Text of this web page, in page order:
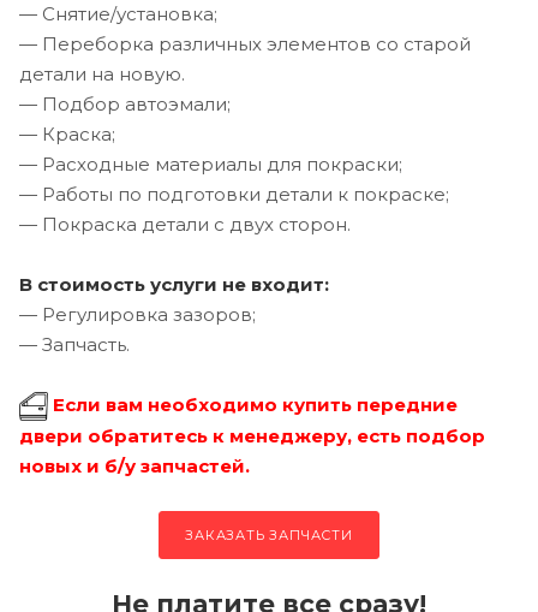
— Снятие/установка;
— Переборка различных элементов со старой
детали на новую.
— Подбор автоэмали;
— Краска;
— Расходные материалы для покраски;
— Работы по подготовки детали к покраске;
— Покраска детали с двух сторон.
В стоимость услуги не входит:
— Регулировка зазоров;
— Запчасть.
Если вам необходимо купить передние
двери обратитесь к менеджеру, есть подбор
новых и б/у запчастей.
ЗАКАЗАТЬ ЗАПЧАСТИ
Не платите все сразу!